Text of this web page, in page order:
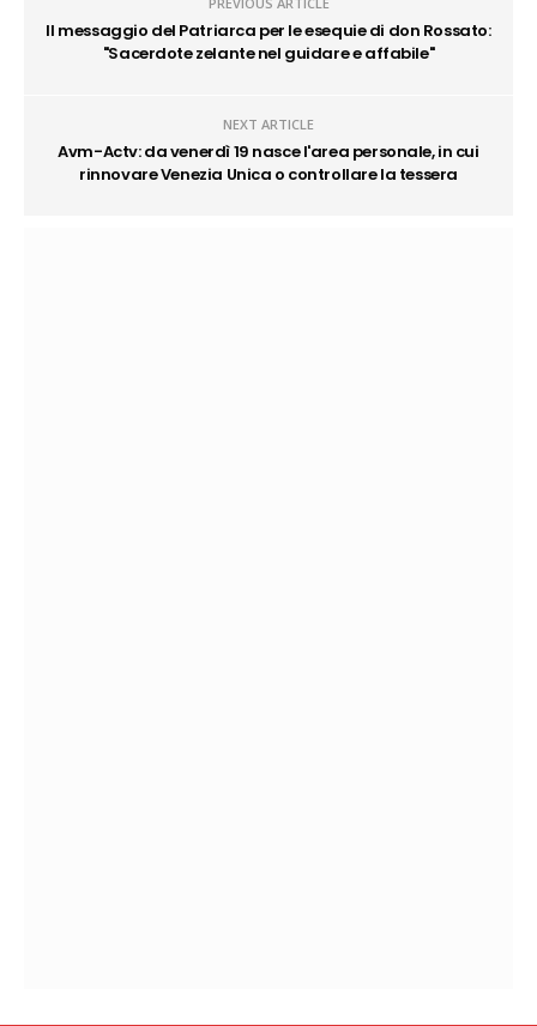
Il messaggio del Patriarca per le esequie di don Rossato:
"Sacerdote zelante nel guidare e affabile"
NEXT ARTICLE
Avm-Actv: da venerdì 19 nasce l'area personale, in cui
rinnovare Venezia Unica o controllare la tessera